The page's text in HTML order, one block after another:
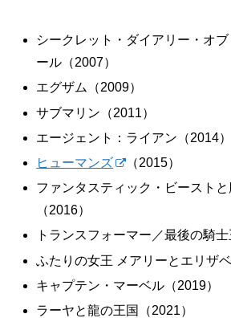
シークレット・ダイアリー・オ
ール（2007）
エグザム（2009）
サブマリン（2011）
エージェント：ライアン（2014）
ヒューマンズ
（2015）
ファンタスティック・ビースト
（2016）
トランスフォーマー／最後の騎士
ふたりの女王 メアリーとエリザベ
キャプテン・マーベル（2019）
ラーヤと龍の王国（2021）